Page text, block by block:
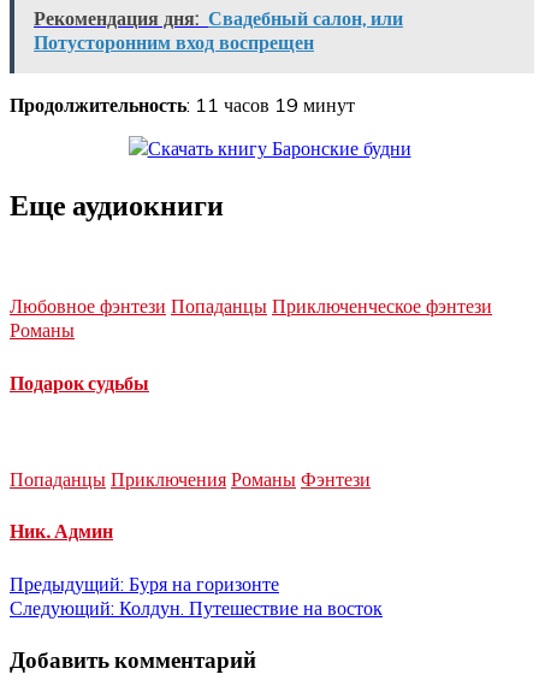
Рекомендация дня: Свадебный салон, или
Потусторонним вход воспрещен
Продолжительность: 11 часов 19 минут
Еще аудиокниги
Любовное фэнтези Попаданцы Приключенческое фэнтези
Романы
Подарок судьбы
Попаданцы Приключения Романы Фэнтези
Ник. Админ
Навигация
записям
Предыдущий: Буря на горизонте
Следующий: Колдун. Путешествие на восток
Добавить комментарий